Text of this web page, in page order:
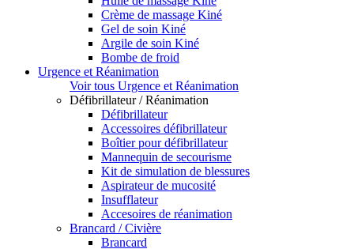
Crème de massage Kiné
Gel de soin Kiné
Argile de soin Kiné
Bombe de froid
Urgence et Réanimation
Voir tous Urgence et Réanimation
Défibrillateur / Réanimation
Défibrillateur
Accessoires défibrillateur
Boîtier pour défibrillateur
Mannequin de secourisme
Kit de simulation de blessures
Aspirateur de mucosité
Insufflateur
Accesoires de réanimation
Brancard / Civière
Brancard